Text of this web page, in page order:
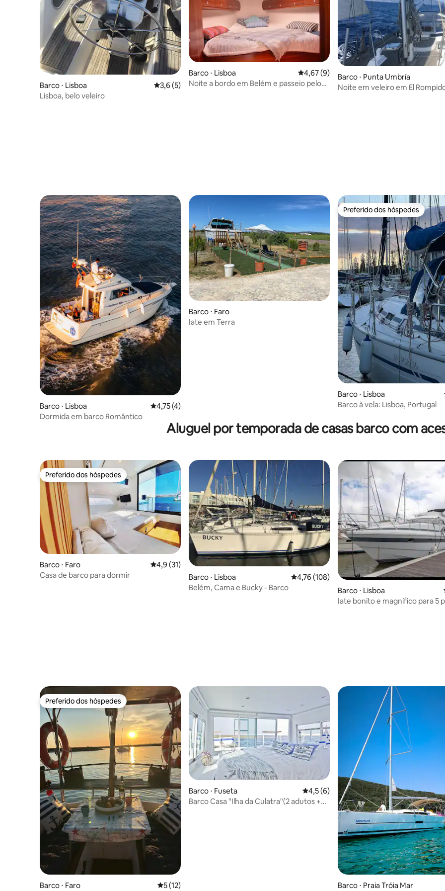
Barco ⋅ Lisboa 3,6 de uma avaliação média de 5, 5 avaliações
3,6 (5)
Lisboa, belo veleiro
Barco ⋅ Lisboa 4,67 de uma avaliação média de 5, 9
4,67 (9)
Noite a bordo em Belém e passeio pelo
Barco ⋅ Punta Umbría
Noite em veleiro em El
Barco ⋅ Lisboa 4,75 de uma avaliação média de 5, 4 avaliações
4,75 (4)
Dormida em barco Romântico
Barco ⋅ Faro
Iate em Terra
Preferido dos hóspedes
Preferido dos hóspedes
Barco ⋅ Lisboa
Barco à vela: Lisboa, Portugal
Aluguel por temporada de casas barco com
Preferido dos hóspedes
Preferido dos hóspedes
Barco ⋅ Faro 4,9 de uma avaliação média de 5, 31 avaliações
4,9 (31)
Casa de barco para dormir
Barco ⋅ Lisboa 4,76 de uma avaliação média de 5, 108
4,76 (108)
Belém, Cama e Bucky - Barco
Barco ⋅ Lisboa
Iate bonito e magnífico para 5
Preferido dos hóspedes
Preferido dos hóspedes
Barco ⋅ Faro 5 de uma avaliação média de 5, 12 avaliações
5 (12)
Barco ⋅ Fuseta 4,5 de uma avaliação média de 5, 6
4,5 (6)
Barco Casa "Ilha da Culatra"(2 adutos +2
Barco ⋅ Praia Tróia Mar